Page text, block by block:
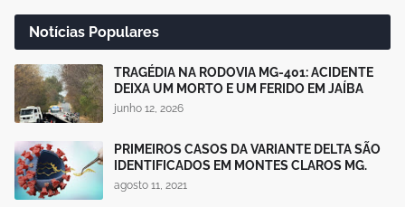
Notícias Populares
TRAGÉDIA NA RODOVIA MG-401: ACIDENTE
DEIXA UM MORTO E UM FERIDO EM JAÍBA
junho 12, 2026
PRIMEIROS CASOS DA VARIANTE DELTA SÃO
IDENTIFICADOS EM MONTES CLAROS MG.
agosto 11, 2021